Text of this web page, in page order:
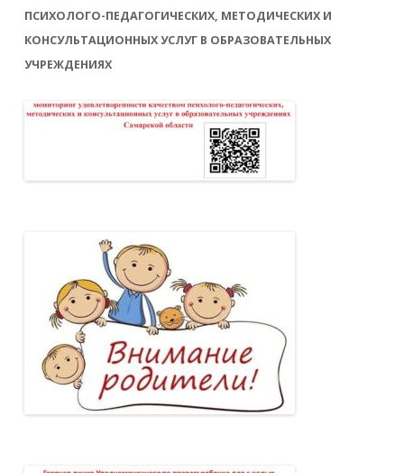
ПСИХОЛОГО-ПЕДАГОГИЧЕСКИХ, МЕТОДИЧЕСКИХ И
КОНСУЛЬТАЦИОННЫХ УСЛУГ В ОБРАЗОВАТЕЛЬНЫХ
УЧРЕЖДЕНИЯХ